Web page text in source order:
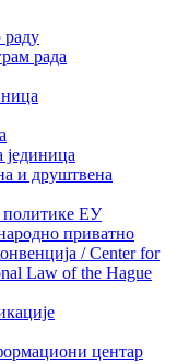
раду
рада
јединица
и друштвена
политике ЕУ
приватно
/ Center for
Law of the Hague
центар